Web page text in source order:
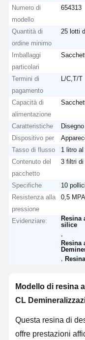
Numero di
modello
654313
Quantità di
ordine minimo
25 lotti
Imballaggi
particolari
Termini di
pagamento
L/C,T/T
Capacità di
alimentazione
Caratteristiche
Dispositivo per
Tasso di flusso
1 litro
Contenuto del
pacchetto
3 filtri di
Specifiche
10
Resistenza alla
pressione
0,5 MPA
Evidenziare:
silice
Resina
,
Modello di resina
CL
Questa resina di
offre prestazioni